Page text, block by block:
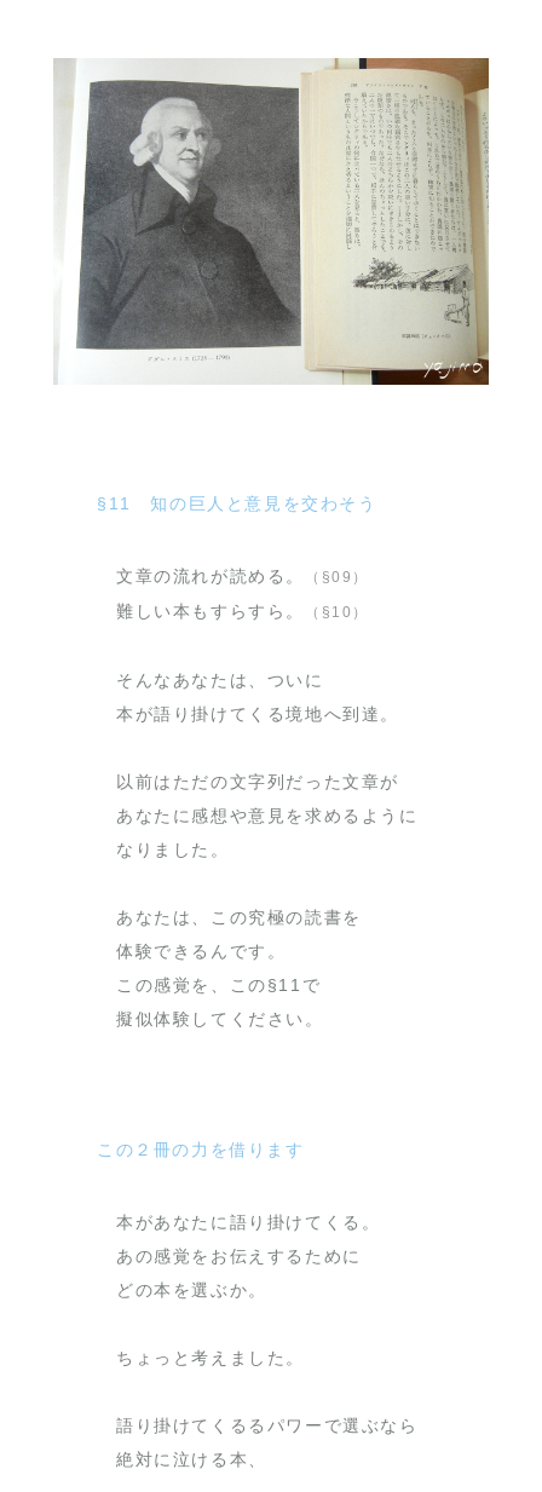
§11 知の巨人と意見を交わそう
文章の流れが読める。 （§09）
難しい本もすらすら。 （§10）
そんなあなたは、ついに
本が語り掛けてくる境地へ到達。
以前はただの文字列だった文章が
あなたに感想や意見を求めるように
なりました。
あなたは、この究極の読書を
体験できるんです。
この感覚を、この§11で
擬似体験してください。
この２冊の力を借ります
本があなたに語り掛けてくる。
あの感覚をお伝えするために
どの本を選ぶか。
ちょっと考えました。
語り掛けてくるるパワーで選ぶなら
絶対に泣ける本、